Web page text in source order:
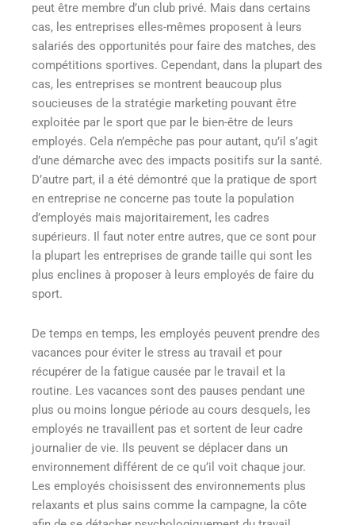
peut être membre d’un club privé. Mais dans certains
cas, les entreprises elles-mêmes proposent à leurs
salariés des opportunités pour faire des matches, des
compétitions sportives. Cependant, dans la plupart des
cas, les entreprises se montrent beaucoup plus
soucieuses de la stratégie marketing pouvant être
exploitée par le sport que par le bien-être de leurs
employés. Cela n’empêche pas pour autant, qu’il s’agit
d’une démarche avec des impacts positifs sur la santé.
D’autre part, il a été démontré que la pratique de sport
en entreprise ne concerne pas toute la population
d’employés mais majoritairement, les cadres
supérieurs. Il faut noter entre autres, que ce sont pour
la plupart les entreprises de grande taille qui sont les
plus enclines à proposer à leurs employés de faire du
sport.
De temps en temps, les employés peuvent prendre des
vacances pour éviter le stress au travail et pour
récupérer de la fatigue causée par le travail et la
routine. Les vacances sont des pauses pendant une
plus ou moins longue période au cours desquels, les
employés ne travaillent pas et sortent de leur cadre
journalier de vie. Ils peuvent se déplacer dans un
environnement différent de ce qu’il voit chaque jour.
Les employés choisissent des environnements plus
relaxants et plus sains comme la campagne, la côte